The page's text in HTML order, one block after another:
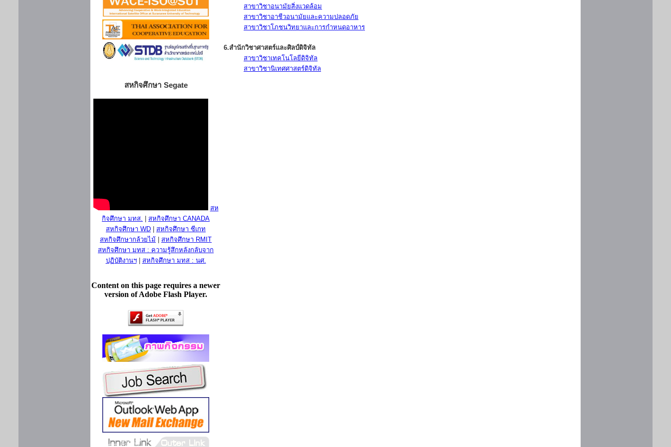
สหกิจศึกษา Segate
สห
กิจศึกษา มทส.
สหกิจศึกษา CANADA
สหกิจศึกษา WD
สหกิจศึกษา ซีเกท
สหกิจศึกษากล้วยไม้
สหกิจศึกษา RMIT
สหกิจศึกษา มทส : ความรู้สึกหลังกลับจาก
ปฏิบัติงานฯ| สหกิจศึกษา มทส : นศ.
Content on this page requires a newer
version of Adobe Flash Player.
สาขาวิชาอนามัยสิ่งแวดล้อม
สาขาวิชาอาชีวอนามัยและความปลอดภัย
สาขาวิชาโภชนวิทยาและการกำหนดอาหาร
6.สำนักวิชาศาสตร์และศิลป์ดิจิทัล
สาขาวิชาเทคโนโลยีดิจิทัล
สาขาวิชานิเทศศาสตร์ดิจิทัล